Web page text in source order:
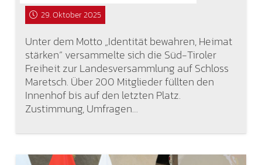
29. Oktober 2025
Unter dem Motto „Identität bewahren, Heimat
stärken“ versammelte sich die Süd-Tiroler
Freiheit zur Landesversammlung auf Schloss
Maretsch. Über 200 Mitglieder füllten den
Innenhof bis auf den letzten Platz.
Zustimmung, Umfragen…